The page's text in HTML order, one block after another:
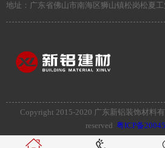
地址：广东省佛山市南海区狮山镇松岗松夏
Copyright 2015-2020 广东新铝装饰材料
reserved 粤ICP备